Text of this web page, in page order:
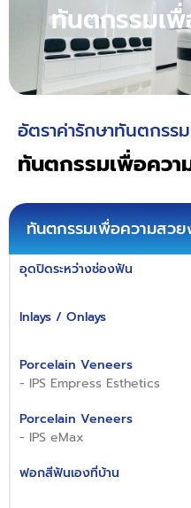
ทันตกรรมเ
อัตราค่ารักษาทันตกรรม
ทันตกรรมเพื่อควา
ทันตกรรมเพื่อความสวย
อุดปิดระหว่างช่องฟัน
Inlays / Onlays
Porcelain Veneers
- IPS Empress Esthetics
Porcelain Veneers
- IPS eMax
ฟอกสีฟันเองที่บ้าน